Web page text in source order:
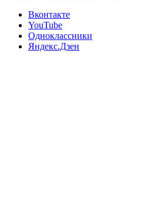
Вконтакте
YouTube
Одноклассники
Яндекс.Дзен